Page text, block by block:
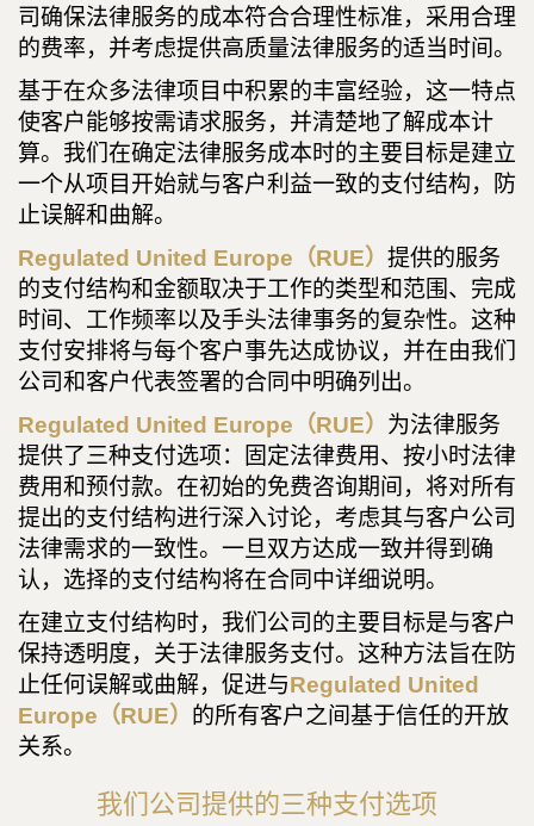
司确保法律服务的成本符合合理性标准，采用合理
的费率，并考虑提供高质量法律服务的适当时间。
基于在众多法律项目中积累的丰富经验，这一特点
使客户能够按需请求服务，并清楚地了解成本计
算。我们在确定法律服务成本时的主要目标是建立
一个从项目开始就与客户利益一致的支付结构，防
止误解和曲解。
Regulated United Europe（RUE） 提供的服务
的支付结构和金额取决于工作的类型和范围、完成
时间、工作频率以及手头法律事务的复杂性。这种
支付安排将与每个客户事先达成协议，并在由我们
公司和客户代表签署的合同中明确列出。
Regulated United Europe（RUE） 为法律服务
提供了三种支付选项：固定法律费用、按小时法律
费用和预付款。在初始的免费咨询期间，将对所有
提出的支付结构进行深入讨论，考虑其与客户公司
法律需求的一致性。一旦双方达成一致并得到确
认，选择的支付结构将在合同中详细说明。
在建立支付结构时，我们公司的主要目标是与客户
保持透明度，关于法律服务支付。这种方法旨在防
止任何误解或曲解，促进与Regulated United
Europe（RUE） 的所有客户之间基于信任的开放
关系。
我们公司提供的三种支付选项